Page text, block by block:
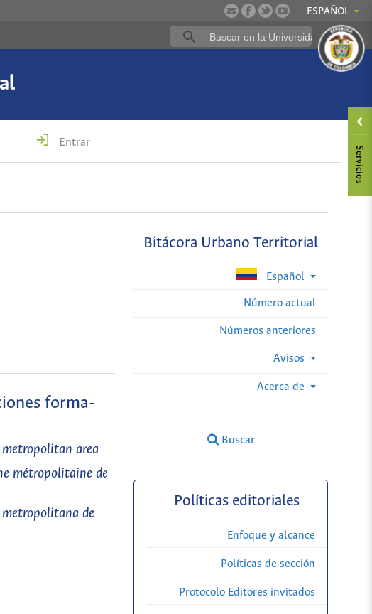
ESPAÑOL
Entrar
Bitácora Urbano Territorial
Español
Número actual
Números anteriores
Avisos
Acerca de
Buscar
forma-
area
métropolitaine de
metropolitana de
Políticas editoriales
Enfoque y alcance
Políticas de sección
Protocolo Editores invitados